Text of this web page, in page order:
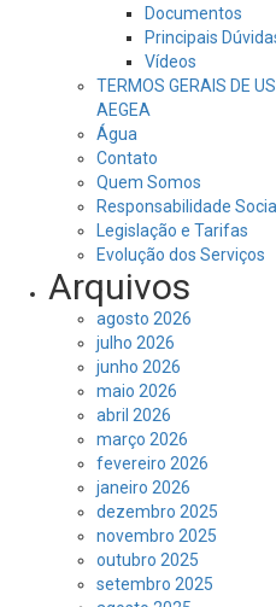
Documentos
Principais
Vídeos
TERMOS GERAIS DE
AEGEA
Água
Contato
Quem Somos
Responsabilidade Social
Legislação e Tarifas
Evolução dos Serviços
Arquivos
agosto 2026
julho 2026
junho 2026
maio 2026
abril 2026
março 2026
fevereiro 2026
janeiro 2026
dezembro 2025
novembro 2025
outubro 2025
setembro 2025